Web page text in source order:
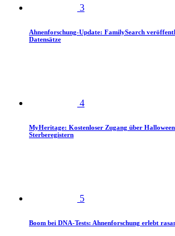
3
Ahnenforschung-Update: FamilySearch
Datensätze
4
MyHeritage: Kostenloser Zugang über
Sterberegistern
5
Boom bei DNA-Tests: Ahnenforschung erlebt